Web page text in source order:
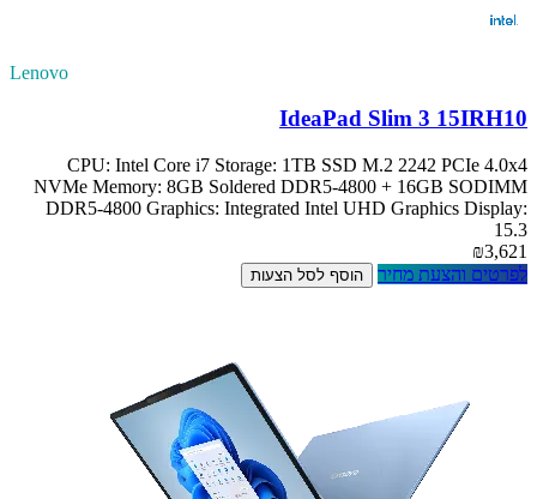
Lenovo
IdeaPad Slim 3 15IRH10
CPU: Intel Core i7 Storage: 1TB SSD M.2 2242 PCIe 4.0x4
NVMe Memory: 8GB Soldered DDR5-4800 + 16GB SODIMM
DDR5-4800 Graphics: Integrated Intel UHD Graphics Display:
15.3
₪3,621
לפרטים והצעת מחיר
הוסף לסל הצעות